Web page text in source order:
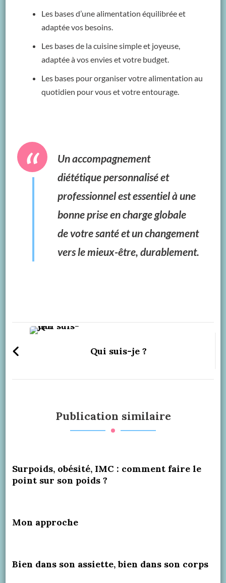
Les bases d’une alimentation équilibrée et
adaptée vos besoins.
Les bases de la cuisine simple et joyeuse,
adaptée à vos envies et votre budget.
Les bases pour organiser votre alimentation au
quotidien pour vous et votre entourage.
Un accompagnement
diététiquepersonnalisé et
professionnelest essentiel à une
bonne prise en charge globale
devotre santéet un changement
vers le mieux-être, durablement.
Qui suis-je ?
Publication similaire
Surpoids, obésité, IMC : comment faire le
point sur son poids ?
Mon approche
Bien dans son assiette, bien dans son corps